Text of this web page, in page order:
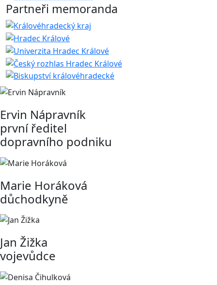
Partneři memoranda
Ervin Nápravník
první ředitel
dopravního podniku
Marie Horáková
důchodkyně
Jan Žižka
vojevůdce